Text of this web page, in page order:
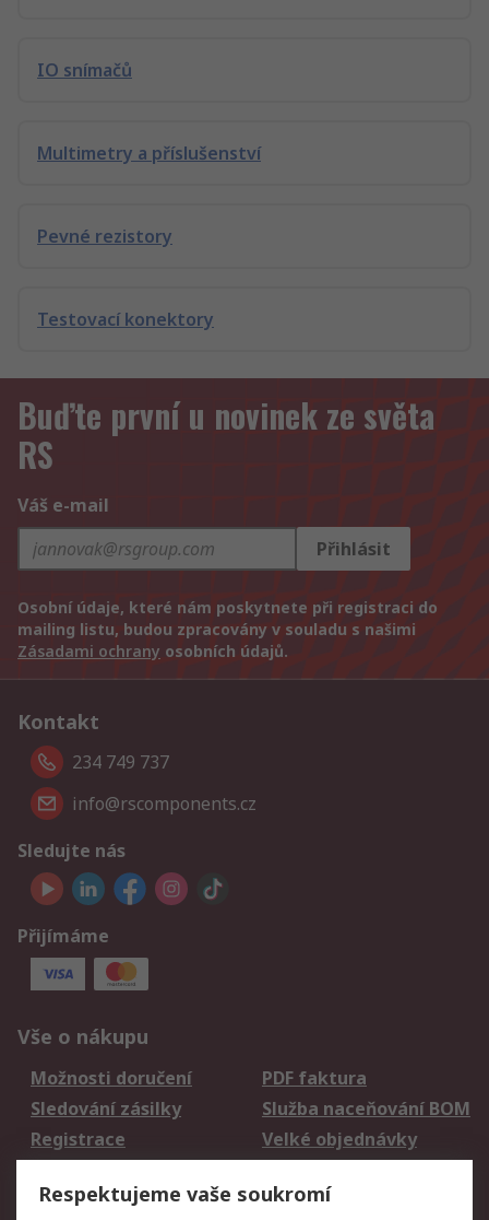
IO snímačů
Multimetry a příslušenství
Pevné rezistory
Testovací konektory
Buďte první u novinek ze světa
RS
Váš e-mail
Přihlásit
Osobní údaje, které nám poskytnete při registraci do
mailing listu, budou zpracovány v souladu s našimi
Zásadami ochrany osobních údajů.
Kontakt
234 749 737
info@rscomponents.cz
Sledujte nás
Přijímáme
Vše o nákupu
Možnosti doručení
PDF faktura
Sledování zásilky
Služba naceňování BOM
Registrace
Velké objednávky
Respektujeme vaše soukromí